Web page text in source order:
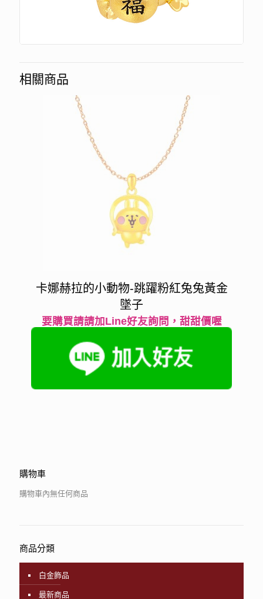
相關商品
卡娜赫拉的小動物-跳躍粉紅兔兔黃金
墜子
要購買請請加Line好友詢問，甜甜價喔
購物車
購物車內無任何商品
商品分類
白金飾品
最新商品